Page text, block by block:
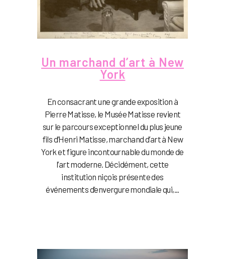
Un marchand d’art à New
York
En consacrant une grande exposition à
Pierre Matisse, le Musée Matisse revient
sur le parcours exceptionnel du plus jeune
fils d’Henri Matisse, marchand d’art à New
York et figure incontournable du monde de
l’art moderne. Décidément, cette
institution niçois présente des
événements d’envergure mondiale qui,...